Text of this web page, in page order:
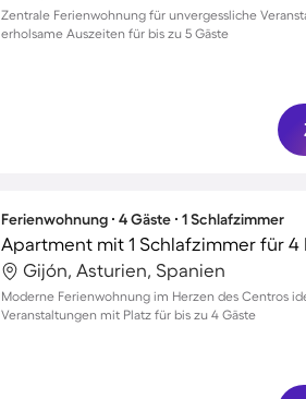
Zentrale Ferienwohnung für unvergessliche
erholsame Auszeiten für bis zu 5 Gäste
Ferienwohnung ∙ 4 Gäste ∙ 1 Schlafzimmer
Apartment mit 1 Schlafzimmer für 4
Gijón, Asturien, Spanien
Moderne Ferienwohnung im Herzen des Centros
Veranstaltungen mit Platz für bis zu 4 Gäste